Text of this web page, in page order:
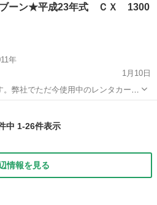
購入時に新...
ーン★平成23年式 ＣＸ 1300
年
1月10日
弊社でただ今使用中のレンタカーを
車は何度かレンタルしてみて、お気
中 1-26件表示
情報を見る